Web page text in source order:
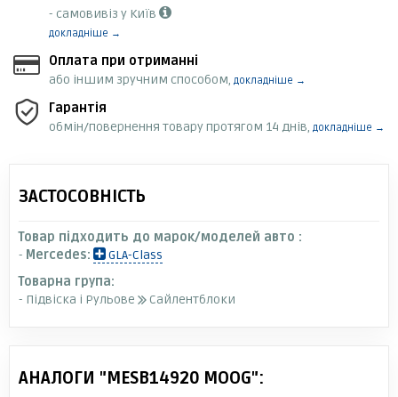
- самовивіз у Київ
докладніше →
Оплата при отриманні
або іншим зручним способом, докладніше →
Гарантія
обмін/повернення товару протягом 14 днів, докладніше →
ЗАСТОСОВНІСТЬ
Товар підходить до марок/моделей авто :
- Mercedes:
GLA-Class
Товарна група:
- Підвіска і Рульове
Сайлентблоки
АНАЛОГИ "MESB14920 MOOG":